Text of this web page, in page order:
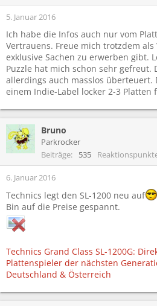
5. Januar 2016
Ich habe die Infos auch nur vom
Vertrauens. Freue mich trotzdem als
exklusive Sachen zu erwerben gibt.
Puzzle hat mich schon sehr gefreut.
allerdings auch masslos überteuert.
einem Indie-Label locker 2-3 Platten
Bruno
Parkrocker
Beiträge
535
6. Januar 2016
Technics legt den SL-1200 neu auf
Bin auf die Preise gespannt.
Technics Grand Class SL-1200G:
Plattenspieler der nächsten
Deutschland & Österreich